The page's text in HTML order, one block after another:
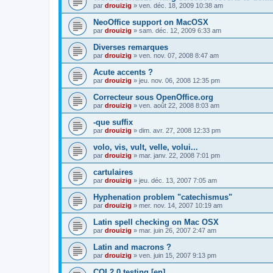
par drouizig » ven. déc. 18, 2009 10:38 am
NeoOffice support on MacOSX
par drouizig » sam. déc. 12, 2009 6:33 am
Diverses remarques
par drouizig » ven. nov. 07, 2008 8:47 am
Acute accents ?
par drouizig » jeu. nov. 06, 2008 12:35 pm
Correcteur sous OpenOffice.org
par drouizig » ven. août 22, 2008 8:03 am
-que suffix
par drouizig » dim. avr. 27, 2008 12:33 pm
volo, vis, vult, velle, volui...
par drouizig » mar. janv. 22, 2008 7:01 pm
cartulaires
par drouizig » jeu. déc. 13, 2007 7:05 am
Hyphenation problem "catechismus"
par drouizig » mer. nov. 14, 2007 10:19 am
Latin spell checking on Mac OSX
par drouizig » mar. juin 26, 2007 2:47 am
Latin and macrons ?
par drouizig » ven. juin 15, 2007 9:13 pm